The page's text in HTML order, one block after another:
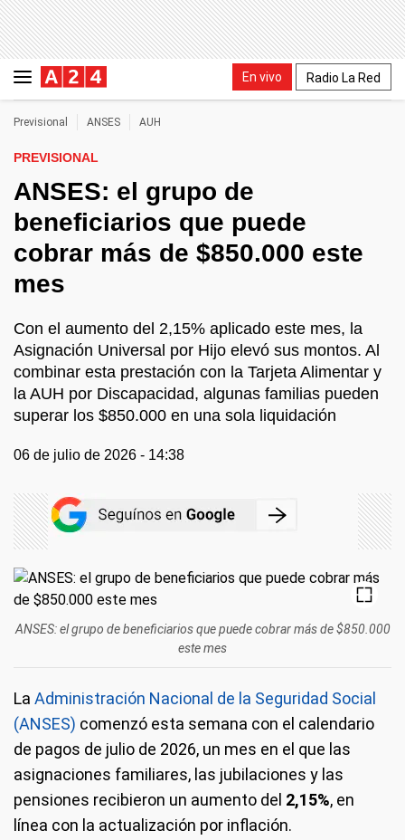
En vivo Radio La Red
Previsional ANSES AUH
PREVISIONAL
ANSES: el grupo de
beneficiarios que puede
cobrar más de $850.000 este
mes
Con el aumento del 2,15% aplicado este mes, la
Asignación Universal por Hijo elevó sus montos. Al
combinar esta prestación con la Tarjeta Alimentar y
la AUH por Discapacidad, algunas familias pueden
superar los $850.000 en una sola liquidación
06 de julio de 2026 - 14:38
ANSES: el grupo de beneficiarios que puede cobrar más de $850.000
este mes
La Administración Nacional de la Seguridad Social
(ANSES) comenzó esta semana con el calendario
de pagos de julio de 2026, un mes en el que las
asignaciones familiares, las jubilaciones y las
pensiones recibieron un aumento del 2,15%, en
línea con la actualización por inflación.